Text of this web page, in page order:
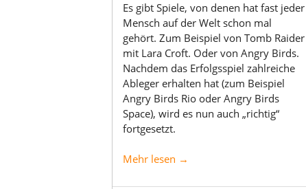
Es gibt Spiele, von denen hat fast jeder
Mensch auf der Welt schon mal
gehört. Zum Beispiel von Tomb Raider
mit Lara Croft. Oder von Angry Birds.
Nachdem das Erfolgsspiel zahlreiche
Ableger erhalten hat (zum Beispiel
Angry Birds Rio oder Angry Birds
Space), wird es nun auch „richtig“
fortgesetzt.
Mehr lesen →